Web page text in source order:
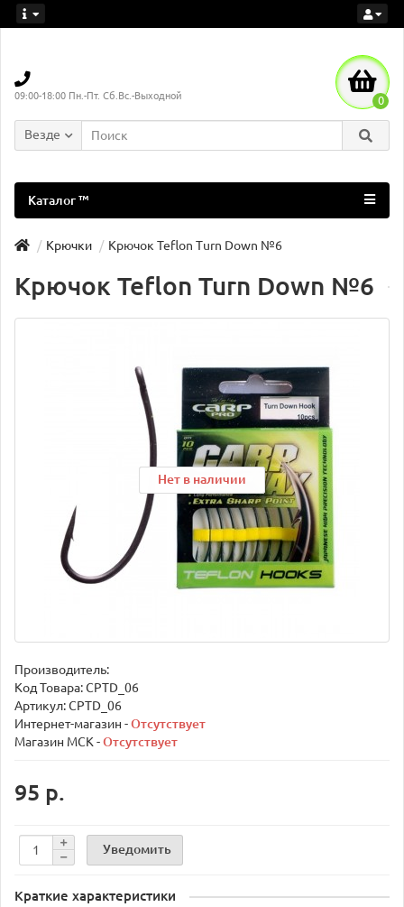
09:00-18:00 Пн.-Пт. Сб.Вс.-Выходной 0
Везде
Каталог ™
Крючки Крючок Teflon Turn Down №6
Крючок Teflon Turn Down №6
Нет в наличии
Нет в наличии
Нет в наличии
Производитель:
Код Товара:CPTD_06
Артикул: CPTD_06
Интернет-магазин -Отсутствует
Магазин МСК -Отсутствует
95 р.
Уведомить
Краткие характеристики